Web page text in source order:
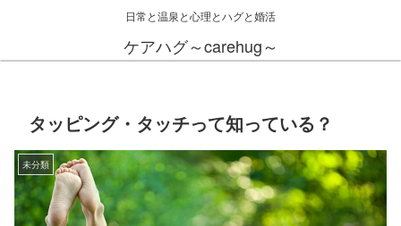
日常と温泉と心理とハグと婚活
ケアハグ～carehug～
タッピング・タッチって知っている？
未分類